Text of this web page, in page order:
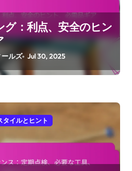
グ：利点、安全のヒン
ルズ Jul 30, 2025
タイルとヒント